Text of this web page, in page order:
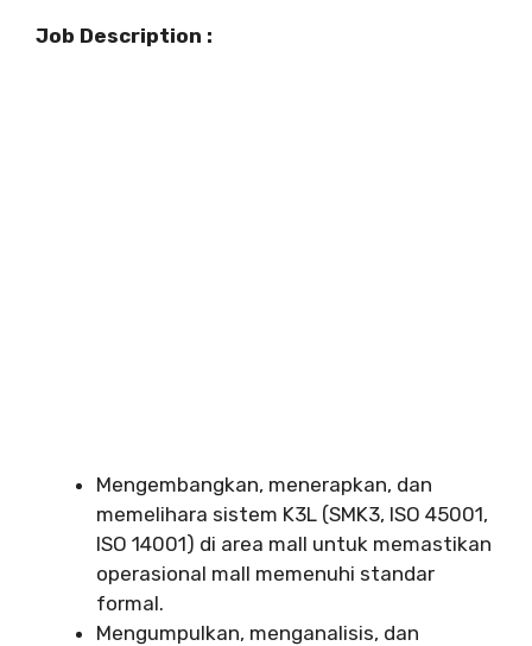
Job Description :
Mengembangkan, menerapkan, dan
memelihara sistem K3L (SMK3, ISO 45001,
ISO 14001) di area mall untuk memastikan
operasional mall memenuhi standar
formal.
Mengumpulkan, menganalisis, dan